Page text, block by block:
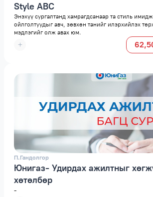
Style ABC
Энэхүү сургалтанд хамрагдсанаар та стиль имидж
ойлголтуудыг авч, зөвхөн танийг илэрхийлэх
мэдлэгийг олж авах юм.
П.Гандолгор
Юнигаз- Удирдах ажилтныг
хөтөлбөр
-